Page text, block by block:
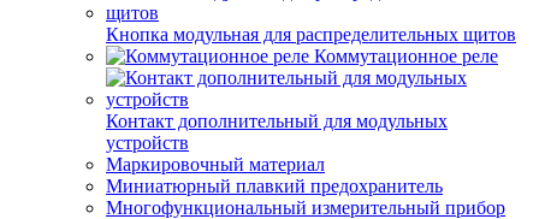
Кнопка модульная для распределительных щитов
Коммутационное реле
Контакт дополнительный для модульных
устройств
Маркировочный материал
Миниатюрный плавкий предохранитель
Многофункциональный измерительный прибор